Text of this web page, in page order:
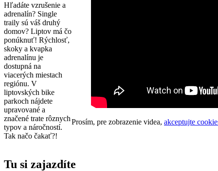
Hľadáte vzrušenie a
adrenalín? Single
traily sú váš druhý
domov? Liptov má čo
ponúknuť! Rýchlosť,
skoky a kvapka
adrenalínu je
dostupná na
viacerých miestach
regiónu. V
liptovských bike
parkoch nájdete
upravované a
značené trate rôznych
typov a náročností.
Tak načo čakať?!
Prosím, pre zobrazenie videa, akceptujte
Tu si zajazdíte